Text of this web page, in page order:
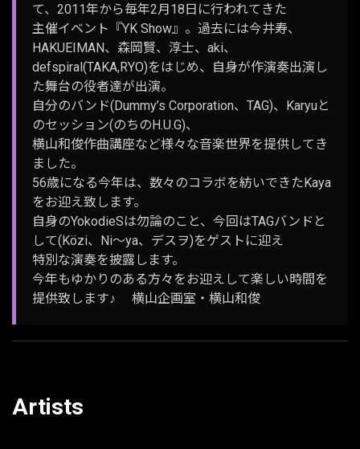
て、2011年から毎年2月18日に行われてきた
主催イベント『YK Show』。過去には今井寿、
HAKUEIMAN、森岡賢、淳士、aki、
defspiral(TAKA,RYO)をはじめ、自身が作演奏出演し
た舞台の役者達が出演。
自分のバンド(Dummy’s Corporation、TAG)、Karyuと
のセッション(のちのH.U.G)、
横山和俊作曲講座など様々な音楽世界を提供してき
ました。
56歳になる今年は、数々のコラボを紡いできたKaya
をお迎え致します。
自身のYokodieSは勿論のこと、今回はTAGバンドと
して(Közi、Ni～ya、デスヲ)をゲストに迎え
特別な演奏を披露します。
今年もゆかりのある方々をお迎えして楽しい時間を
提供致します♪ 横山企画室・横山和俊
Artists